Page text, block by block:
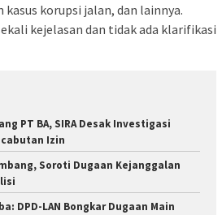
korupsi jalan, dan lainnya.
kejelasan dan tidak ada klarifikasi
PT BA, SIRA Desak Investigasi
Izin
Soroti Dugaan Kejanggalan
DPD-LAN Bongkar Dugaan Main